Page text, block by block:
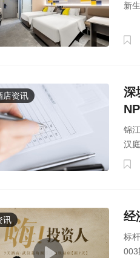
新
店资讯
深
锦
汉
讯 经
标
003